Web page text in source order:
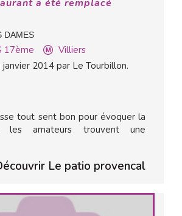
a été remplacé
DAMES
17ème
Villiers
janvier 2014 par Le Tourbillon.
tout sent bon pour évoquer la
les amateurs trouvent une
Le patio provencal